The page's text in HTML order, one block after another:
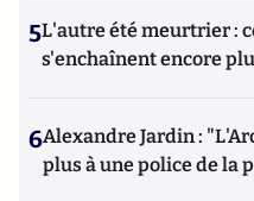
5L'autre été meurtrier :
s'enchaînent encore
6Alexandre Jardin :
plus à une police de la